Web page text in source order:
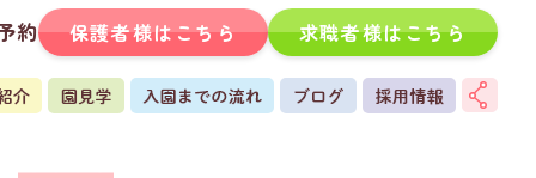
約 保護者様はこちら 求職者様はこちら